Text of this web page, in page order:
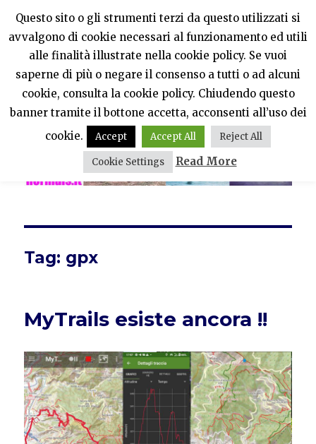
PercheNONEssereNormali?
MENU
Tag: gpx
MyTrails esiste ancora !!
Questo sito o gli strumenti terzi da questo utilizzati si
avvalgono di cookie necessari al funzionamento ed utili
alle finalità illustrate nella cookie policy. Se vuoi
saperne di più o negare il consenso a tutti o ad alcuni
cookie, consulta la cookie policy. Chiudendo questo
banner tramite il bottone accetta, acconsenti all’uso dei
cookie.
Accept Accept All Reject All
Cookie Settings Read More